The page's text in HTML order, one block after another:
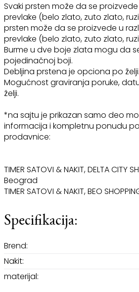
Svaki prsten može da se
prevlake (belo zlato, zuto zlato,
prsten može da se proizvede u
prevlake (belo zlato, zuto zlato,
Burme u dve boje zlata mogu da
pojedinačnoj boji.
Debljina prstena je opciona po želji.
Mogućnost graviranja poruke,
želji.
*na sajtu je prikazan samo deo
informacija i kompletnu ponudu
prodavnice:
TIMER SATOVI & NAKIT, DELTA CITY
Beograd
TIMER SATOVI & NAKIT, BEO
Specifikacija:
Brend:
Nakit:
materijal: